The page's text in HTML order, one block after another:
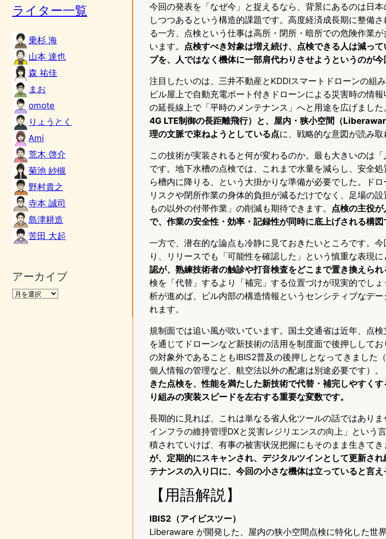
ライター一覧
乗杉 海
山本 達也
森 祐佳
まお
omote
りょうとく
Ami
荒木 啓介
菊池 紗槻
野村貴之
寺本 誠司
島津耕造
苦田 大起
アーカイブ
今回の発表を「なぜ今」と捉えるなら、背景にあるのは日
しつつあるという構造的課題です。高度経済成長期に整備
る一方、点検という仕事は高所・閉所・暗所での危険作業
います。
点検すべき対象は増え続け、点検できる人は減っ
プを、人ではなく機体に一部肩代わりさせようというのが今
注目したいのは、三井不動産とKDDIスマートドローンの組
ビル屋上で自動充電ポート付きドローンによる災害時の情
の延長線上で「平時のメンテナンス」へと用途を広げました
4G LTE制御の長距離飛行）と、屋内・狭小空間（
理の文脈で束ねようとしている点に、戦略的な意図が読み取
この技術が実装されると何が変わるのか。最も大きいのは
です。地下水槽の点検では、これまで水量を減らし、安全
ら槽内に降りる、という大掛かりな準備が必要でした。ド
リスクや閉所作業の身体的負担が減るだけでなく、足場の
もの以外の付帯作業」の削減も期待できます。
点検の主役
で、作業の安全性・効率・記録性が同時に底上げされる構図
一方で、潜在的な論点も冷静に見ておきたいところです。
り、リリースでも「可能性を確認した」という慎重な表現に
認が、熟練技術者の触診や打音検査をどこまで置き換えら
検を「代替」するより「補完」する位置づけが現実的でし
析が進めば、ビル内部の構造情報というセンシティブなデ
れます。
規制面では追い風が吹いています。国土交通省は近年、点
を通じてドローンなど新技術の活用を制度面で後押しして
の対象外であることもIBIS2普及の後押しとなってきました
個人情報の管理など、航空法以外の配慮は別途必要です）。
きた点検を、性能を満たした新技術で代替・補完しやすく
り組みの実装スピードを左右する重要な変数です。
長期的に見れば、これは単なる省人化ツールの話ではあり
インフラの維持管理DXと災害レジリエンスの向上」という
積されていけば、有事の被害状況把握にもそのまま生きてき
が、定期的にスキャンされ、デジタルツインとして更新さ
テナンスの入り口に、今回の小さな機体は立っていると言え
【用語解説】
IBIS2（アイビスツー）
Liberaware が開発した、屋内の狭小空間点検に特化した世